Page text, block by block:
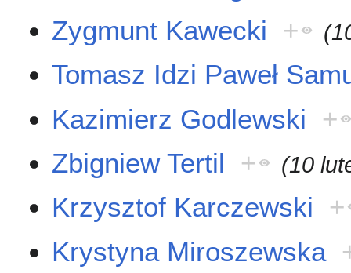
Zygmunt Kawecki
+
Tomasz Idzi Paweł
Kazimierz Godlewski
+
Zbigniew Tertil
+ (10
Krzysztof Karczewski
+
Krystyna Miroszewska